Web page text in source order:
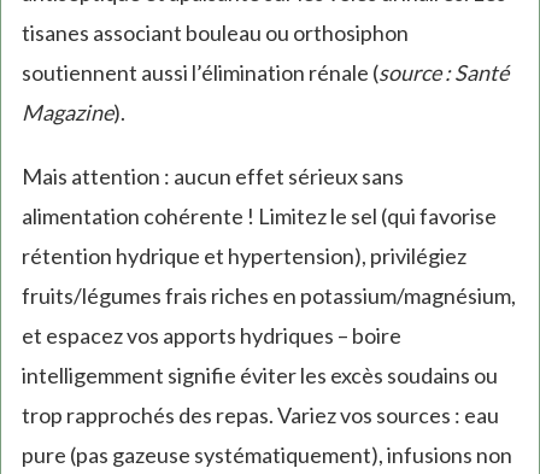
tisanes associant bouleau ou orthosiphon
soutiennent aussi l’élimination rénale (source : Santé
Magazine).
Mais attention : aucun effet sérieux sans
alimentation cohérente ! Limitez le sel (qui favorise
rétention hydrique et hypertension), privilégiez
fruits/légumes frais riches en potassium/magnésium,
et espacez vos apports hydriques – boire
intelligemment signifie éviter les excès soudains ou
trop rapprochés des repas. Variez vos sources : eau
pure (pas gazeuse systématiquement), infusions non